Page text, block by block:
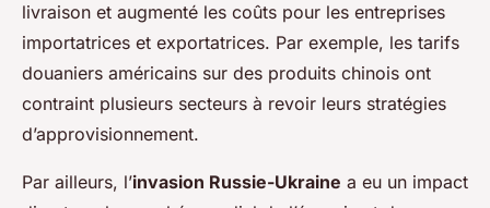
livraison et augmenté les coûts pour les entreprises
importatrices et exportatrices. Par exemple, les tarifs
douaniers américains sur des produits chinois ont
contraint plusieurs secteurs à revoir leurs stratégies
d’approvisionnement.
Par ailleurs, l’invasion Russie-Ukraine a eu un impact